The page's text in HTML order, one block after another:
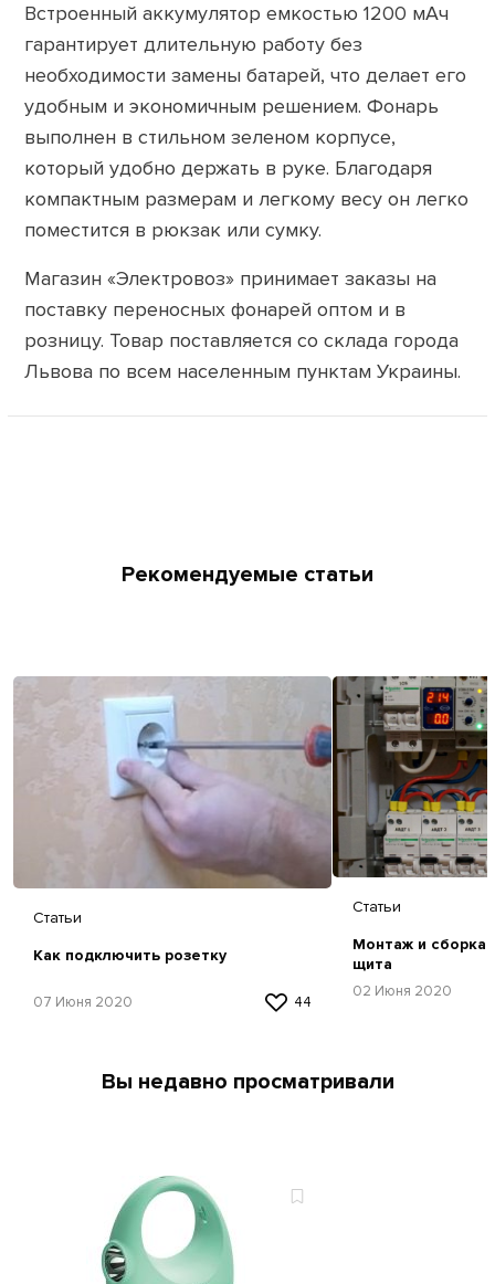
Встроенный аккумулятор емкостью 1200 мАч
гарантирует длительную работу без
необходимости замены батарей, что делает его
удобным и экономичным решением. Фонарь
выполнен в стильном зеленом корпусе,
который удобно держать в руке. Благодаря
компактным размерам и легкому весу он легко
поместится в рюкзак или сумку.
Магазин «Электровоз» принимает заказы на
поставку переносных фонарей оптом и в
розницу. Товар поставляется со склада города
Львова по всем населенным пунктам Украины.
Рекомендуемые статьи
Статьи
Как подключить розетку
07 Июня 2020 44
Статьи
Монтаж и сборка
щита
02 Июня 2020
Вы недавно просматривали